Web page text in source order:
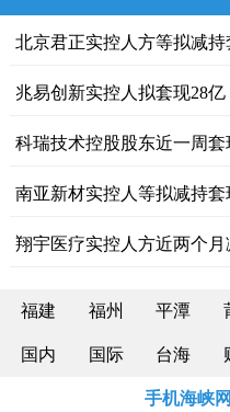
北京君正实控人方等拟减
兆易创新实控人拟套现28
科瑞技术控股股东近一周套
南亚新材实控人等拟减持套
翔宇医疗实控人方近两个月
福建 福州 平潭
国内 国际 台海
手机海峡